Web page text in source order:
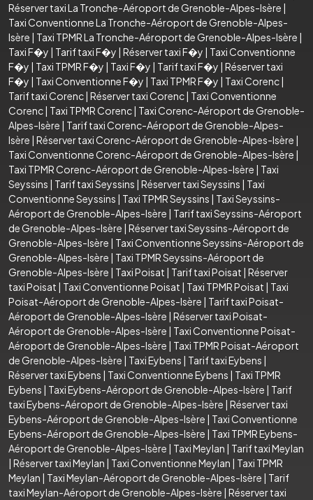
Réserver taxi La Tronche-Aéroport de Grenoble-Alpes-Isère |
Taxi Conventionne La Tronche-Aéroport de Grenoble-Alpes-
Isère | Taxi TPMR La Tronche-Aéroport de Grenoble-Alpes-Isère |
Taxi F�y | Tarif taxi F�y | Réserver taxi F�y | Taxi Conventionne
F�y | Taxi TPMR F�y | Taxi F�y | Tarif taxi F�y | Réserver taxi
F�y | Taxi Conventionne F�y | Taxi TPMR F�y | Taxi Corenc|
Tarif taxi Corenc| Réserver taxi Corenc| Taxi Conventionne
Corenc| Taxi TPMR Corenc| Taxi Corenc-Aéroport de Grenoble-
Alpes-Isère | Tarif taxi Corenc-Aéroport de Grenoble-Alpes-
Isère | Réserver taxi Corenc-Aéroport de Grenoble-Alpes-Isère |
Taxi Conventionne Corenc-Aéroport de Grenoble-Alpes-Isère |
Taxi TPMR Corenc-Aéroport de Grenoble-Alpes-Isère | Taxi
Seyssins | Tarif taxi Seyssins | Réserver taxi Seyssins | Taxi
Conventionne Seyssins | Taxi TPMR Seyssins | Taxi Seyssins-
Aéroport de Grenoble-Alpes-Isère | Tarif taxi Seyssins-Aéroport
de Grenoble-Alpes-Isère | Réserver taxi Seyssins-Aéroport de
Grenoble-Alpes-Isère | Taxi Conventionne Seyssins-Aéroport de
Grenoble-Alpes-Isère | Taxi TPMR Seyssins-Aéroport de
Grenoble-Alpes-Isère | Taxi Poisat | Tarif taxi Poisat | Réserver
taxi Poisat | Taxi Conventionne Poisat | Taxi TPMR Poisat | Taxi
Poisat-Aéroport de Grenoble-Alpes-Isère | Tarif taxi Poisat-
Aéroport de Grenoble-Alpes-Isère | Réserver taxi Poisat-
Aéroport de Grenoble-Alpes-Isère | Taxi Conventionne Poisat-
Aéroport de Grenoble-Alpes-Isère | Taxi TPMR Poisat-Aéroport
de Grenoble-Alpes-Isère | Taxi Eybens | Tarif taxi Eybens |
Réserver taxi Eybens | Taxi Conventionne Eybens | Taxi TPMR
Eybens | Taxi Eybens-Aéroport de Grenoble-Alpes-Isère | Tarif
taxi Eybens-Aéroport de Grenoble-Alpes-Isère | Réserver taxi
Eybens-Aéroport de Grenoble-Alpes-Isère | Taxi Conventionne
Eybens-Aéroport de Grenoble-Alpes-Isère | Taxi TPMR Eybens-
Aéroport de Grenoble-Alpes-Isère | Taxi Meylan | Tarif taxi Meylan
| Réserver taxi Meylan | Taxi Conventionne Meylan | Taxi TPMR
Meylan | Taxi Meylan-Aéroport de Grenoble-Alpes-Isère | Tarif
taxi Meylan-Aéroport de Grenoble-Alpes-Isère | Réserver taxi